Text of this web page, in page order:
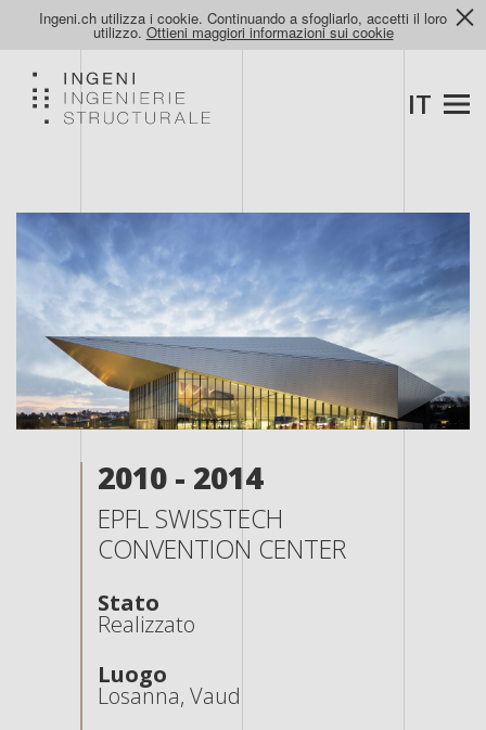
Ingeni.ch utilizza i cookie. Continuando a sfogliarlo, accetti il loro
utilizzo. Ottieni maggiori informazioni sui cookie
IT
2010 - 2014
EPFL SWISSTECH
CONVENTION CENTER
Stato
Realizzato
Luogo
Losanna, Vaud